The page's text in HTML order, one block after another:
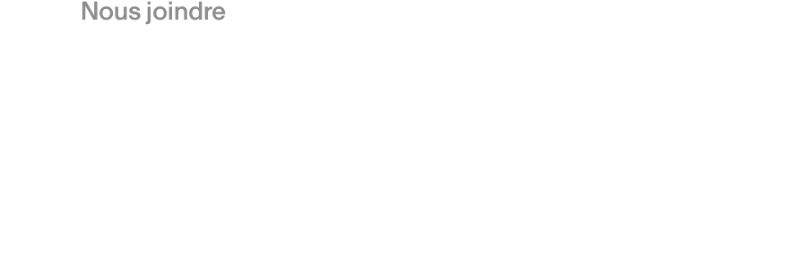
Nous joindre